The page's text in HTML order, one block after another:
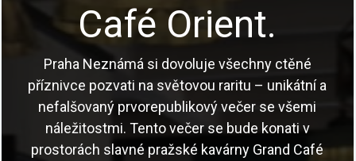
Café Orient.
Praha Neznámá si dovoluje všechny ctěné
příznivce pozvati na světovou raritu – unikátní a
nefalšovaný prvorepublikový večer se všemi
náležitostmi. Tento večer se bude konati v
prostorách slavné pražské kavárny Grand Café